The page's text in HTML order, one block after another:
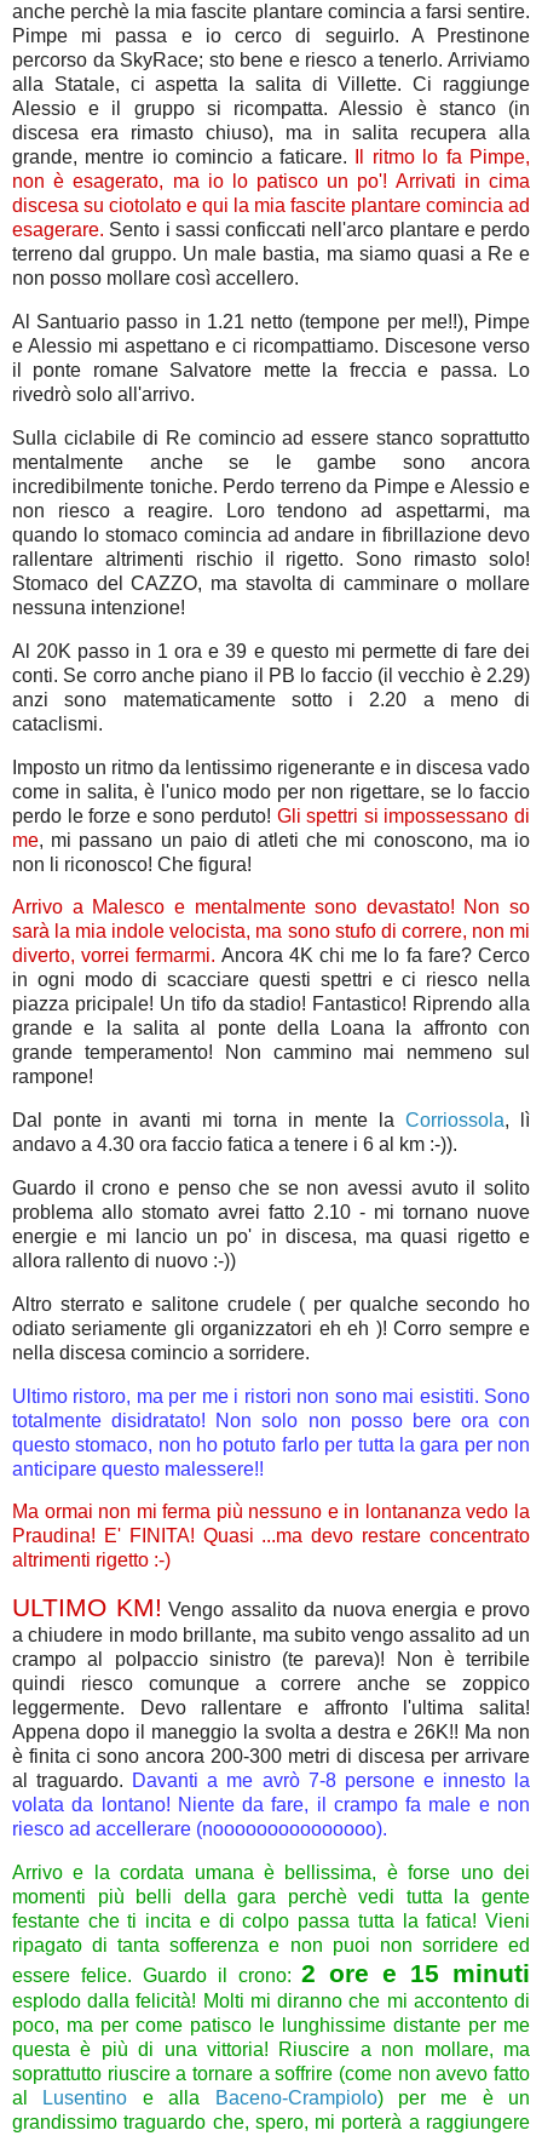
anche perchè la mia fascite plantare comincia a farsi sentire.
Pimpe mi passa e io cerco di seguirlo. A Prestinone
percorso da SkyRace; sto bene e riesco a tenerlo. Arriviamo
alla Statale, ci aspetta la salita di Villette. Ci raggiunge
Alessio e il gruppo si ricompatta. Alessio è stanco (in
discesa era rimasto chiuso), ma in salita recupera alla
grande, mentre io comincio a faticare.
Il ritmo lo fa Pimpe,
non è esagerato, ma io lo patisco un po'! Arrivati in cima
discesa su ciotolato e qui la mia fascite plantare comincia ad
esagerare. Sento i sassi conficcati nell'arco plantare e perdo
terreno dal gruppo. Un male bastia, ma siamo quasi a Re e
non posso mollare così accellero.
Al Santuario passo in 1.21 netto (tempone per me!!), Pimpe
e Alessio mi aspettano e ci ricompattiamo. Discesone verso
il ponte romane Salvatore mette la freccia e passa. Lo
rivedrò solo all'arrivo.
Sulla ciclabile di Re comincio ad essere stanco soprattutto
mentalmente anche se le gambe sono ancora
incredibilmente toniche. Perdo terreno da Pimpe e Alessio e
non riesco a reagire. Loro tendono ad aspettarmi, ma
quando lo stomaco comincia ad andare in fibrillazione devo
rallentare altrimenti rischio il rigetto. Sono rimasto solo!
Stomaco del CAZZO, ma stavolta di camminare o mollare
nessuna intenzione!
Al 20K passo in 1 ora e 39 e questo mi permette di fare dei
conti. Se corro anche piano il PB lo faccio (il vecchio è 2.29)
anzi sono matematicamente sotto i 2.20 a meno di
cataclismi.
Imposto un ritmo da lentissimo rigenerante e in discesa vado
come in salita, è l'unico modo per non rigettare, se lo faccio
perdo le forze e sono perduto! Gli spettri si impossessano di
me, mi passano un paio di atleti che mi conoscono, ma io
non li riconosco! Che figura!
Arrivo a Malesco e mentalmente sono devastato! Non so
sarà la mia indole velocista, ma sono stufo di correre, non mi
diverto, vorrei fermarmi. Ancora 4K chi me lo fa fare? Cerco
in ogni modo di scacciare questi spettri e ci riesco nella
piazza pricipale! Un tifo da stadio! Fantastico! Riprendo alla
grande e la salita al ponte della Loana la affronto con
grande temperamento! Non cammino mai nemmeno sul
rampone!
Dal ponte in avanti mi torna in mente la Corriossola, lì
andavo a 4.30 ora faccio fatica a tenere i 6 al km :-)).
Guardo il crono e penso che se non avessi avuto il solito
problema allo stomato avrei fatto 2.10 - mi tornano nuove
energie e mi lancio un po' in discesa, ma quasi rigetto e
allora rallento di nuovo :-))
Altro sterrato e salitone crudele ( per qualche secondo ho
odiato seriamente gli organizzatori eh eh )! Corro sempre e
nella discesa comincio a sorridere.
Ultimo ristoro, ma per me i ristori non sono mai esistiti. Sono
totalmente disidratato! Non solo non posso bere ora con
questo stomaco, non ho potuto farlo per tutta la gara per non
anticipare questo malessere!!
Ma ormai non mi ferma più nessuno e in lontananza vedo la
Praudina! E' FINITA! Quasi ...ma devo restare concentrato
altrimenti rigetto :-)
ULTIMO KM! Vengo assalito da nuova energia e provo
a chiudere in modo brillante, ma subito vengo assalito ad un
crampo al polpaccio sinistro (te pareva)! Non è terribile
quindi riesco comunque a correre anche se zoppico
leggermente. Devo rallentare e affronto l'ultima salita!
Appena dopo il maneggio la svolta a destra e 26K!! Ma non
è finita ci sono ancora 200-300 metri di discesa per arrivare
al traguardo. Davanti a me avrò 7-8 persone e innesto la
volata da lontano! Niente da fare, il crampo fa male e non
riesco ad accellerare (nooooooooooooooo).
Arrivo e la cordata umana è bellissima, è forse uno dei
momenti più belli della gara perchè vedi tutta la gente
festante che ti incita e di colpo passa tutta la fatica! Vieni
ripagato di tanta sofferenza e non puoi non sorridere ed
essere felice. Guardo il crono:2 ore e 15 minuti
esplodo dalla felicità! Molti mi diranno che mi accontento di
poco, ma per come patisco le lunghissime distante per me
questa è più di una vittoria! Riuscire a non mollare, ma
soprattutto riuscire a tornare a soffrire (come non avevo fatto
al
Lusentino e alla Baceno-Crampiolo) per me è un
grandissimo traguardo che, spero, mi porterà a raggiungere